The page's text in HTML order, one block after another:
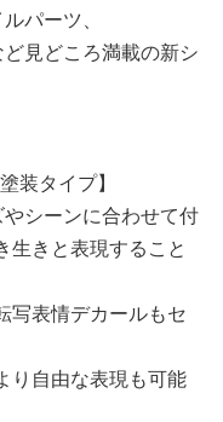
パーツ、
見どころ満載の新シ
装タイプ】
シーンに合わせて付
生きと表現すること
写表情デカールもセ
り自由な表現も可能